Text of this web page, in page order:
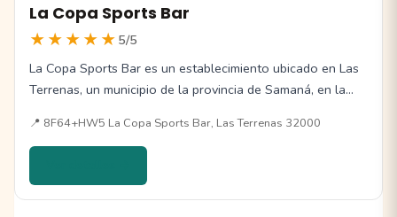
La Copa Sports Bar
★★★★★ 5/5
La Copa Sports Bar es un establecimiento ubicado en Las
Terrenas, un municipio de la provincia de Samaná, en la…
📍 8F64+HW5 La Copa Sports Bar, Las Terrenas 32000